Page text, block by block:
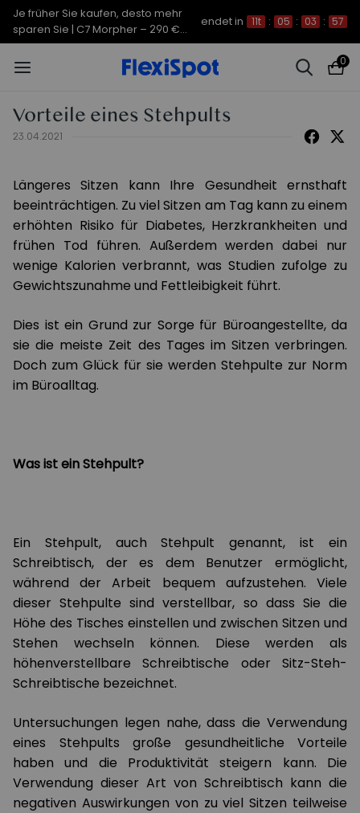
Je früher Sie kaufen, desto mehr
sparen Sie | C7 Morpher – 290 €
Rabatt
endet in 11t : 05 : 03 : 56
0
Vorteile eines Stehpults
23.04.2021
Längeres Sitzen kann Ihre Gesundheit ernsthaft
beeinträchtigen. Zu viel Sitzen am Tag kann zu einem
erhöhten Risiko für Diabetes, Herzkrankheiten und
frühen Tod führen. Außerdem werden dabei nur
wenige Kalorien verbrannt, was Studien zufolge zu
Gewichtszunahme und Fettleibigkeit führt.
Dies ist ein Grund zur Sorge für Büroangestellte, da
sie die meiste Zeit des Tages im Sitzen verbringen.
Doch zum Glück für sie werden Stehpulte zur Norm
im Büroalltag.
Was ist ein Stehpult?
Ein Stehpult, auch Stehpult genannt, ist ein
Schreibtisch, der es dem Benutzer ermöglicht,
während der Arbeit bequem aufzustehen. Viele
dieser Stehpulte sind verstellbar, so dass Sie die
Höhe des Tisches einstellen und zwischen Sitzen und
Stehen wechseln können. Diese werden als
höhenverstellbare Schreibtische oder Sitz-Steh-
Schreibtische bezeichnet.
Untersuchungen legen nahe, dass die Verwendung
eines Stehpults große gesundheitliche Vorteile
haben und die Produktivität steigern kann. Die
Verwendung dieser Art von Schreibtisch kann die
negativen Auswirkungen von zu viel Sitzen teilweise